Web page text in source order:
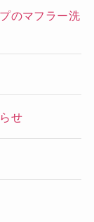
のマフラー洗
せ